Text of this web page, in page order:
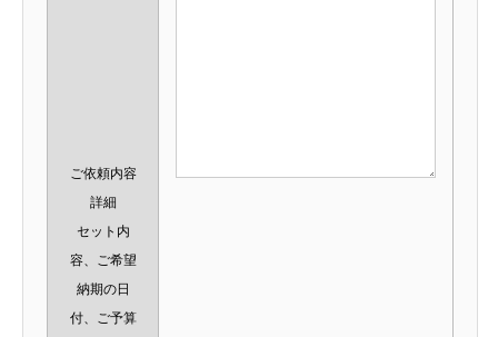
ご依頼内容
詳細
セット内
容、ご希望
納期の日
付、ご予算